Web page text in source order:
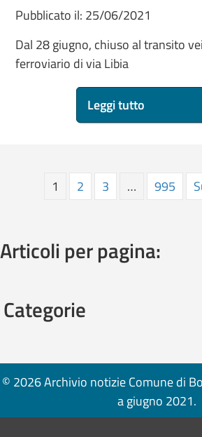
Pubblicato il: 25/06/2021
Dal 28 giugno, chiuso al transito
ferroviario di via Libia
Leggi tutto
1 2 3 … 995
Articoli per pagina:
Categorie
© 2026 Archivio notizie Comune di
a giugno 2021.